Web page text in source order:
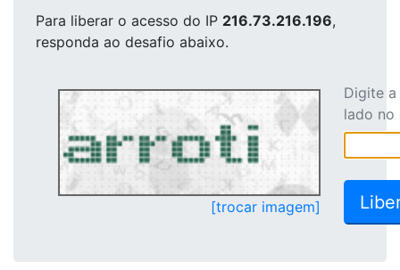
Para liberar o acesso do IP 216.73.216.196,
responda ao desafio abaixo.
[trocar imagem]
Digite
lado no